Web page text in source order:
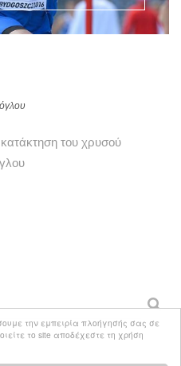
την εμπειρία πλοήγησής σας σε
το site αποδέχεστε τη χρήση
του χρυσού